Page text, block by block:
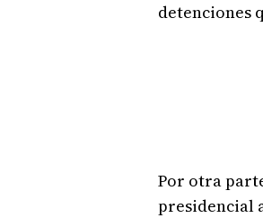
detenciones
Por otra
presidencial